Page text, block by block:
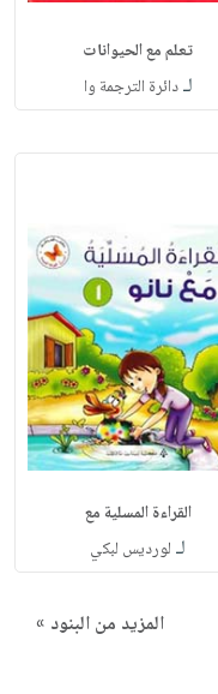
تعلم مع الحيوانات
لـدائرة الترجمة وا
القراءة المسلية مع
لـ لورديس لبكي
المزيد من البنود »